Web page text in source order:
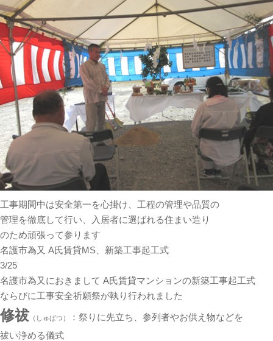
工事期間中は安全第一を心掛け、工程の管理や品質の
管理を徹底して行い、入居者に選ばれる住まい造り
のため頑張って参ります
名護市為又 A氏賃貸MS、新築工事起工式
3/25
名護市為又におきまして A氏賃貸マンションの新築工事起工式
ならびに工事安全祈願祭が執り行われました
修祓 （しゅばつ）
：祭りに先立ち、参列者やお供え物などを
祓い浄める儀式